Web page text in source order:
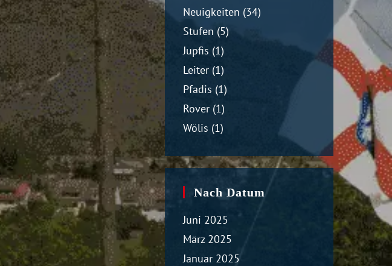
Neuigkeiten (34)
Stufen (5)
Jupfis (1)
Leiter (1)
Pfadis (1)
Rover (1)
Wölis (1)
Nach Datum
Juni 2025
März 2025
Januar 2025